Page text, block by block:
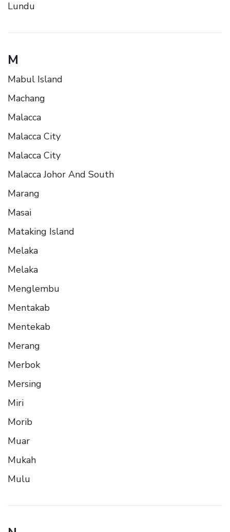
Lundu
M
Mabul Island
Machang
Malacca
Malacca City
Malacca City
Malacca Johor And South
Marang
Masai
Mataking Island
Melaka
Melaka
Menglembu
Mentakab
Mentekab
Merang
Merbok
Mersing
Miri
Morib
Muar
Mukah
Mulu